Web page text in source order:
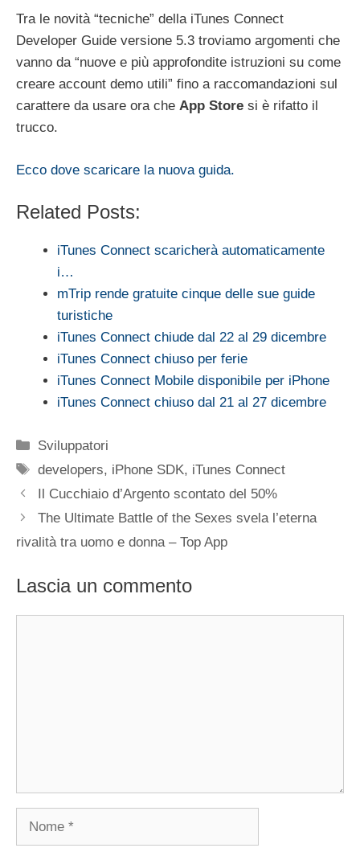
Tra le novità “tecniche” della iTunes Connect
Developer Guide versione 5.3 troviamo argomenti che
vanno da “nuove e più approfondite istruzioni su come
creare account demo utili” fino a raccomandazioni sul
carattere da usare ora che App Store si è rifatto il
trucco.
Ecco dove scaricare la nuova guida.
Related Posts:
iTunes Connect scaricherà automaticamente
i…
mTrip rende gratuite cinque delle sue guide
turistiche
iTunes Connect chiude dal 22 al 29 dicembre
iTunes Connect chiuso per ferie
iTunes Connect Mobile disponibile per iPhone
iTunes Connect chiuso dal 21 al 27 dicembre
Categorie
Sviluppatori
Tag
developers, iPhone SDK, iTunes Connect
Il Cucchiaio d’Argento scontato del 50%
The Ultimate Battle of the Sexes svela l’eterna
rivalità tra uomo e donna – Top App
Lascia un commento
Nome